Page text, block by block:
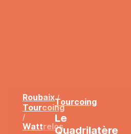
Roubaix /
Tourcoing
/
Wattrelos
Tourcoing
Le
Quadrilatère